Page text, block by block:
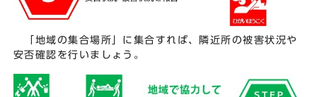
「地域の集合場所」に集合すれば、隣近所の被害状況や
安否確認を行いましょう。